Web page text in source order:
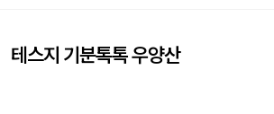
테스지 기분톡톡 우양산